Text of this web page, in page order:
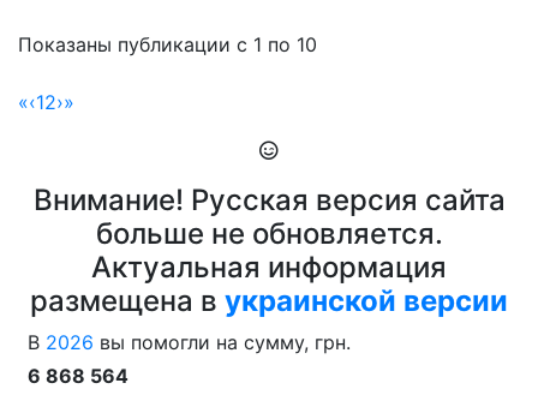
Показаны публикации с 1 по 10
«‹12›»
Внимание! Русская версия сайта
больше не обновляется.
Актуальная информация
размещена в украинской версии
В 2026 вы помогли на сумму, грн.
6 868 564